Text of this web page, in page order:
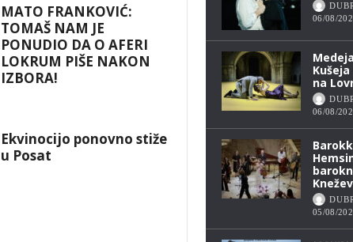
MATO FRANKOVIĆ:
TOMAŠ NAM JE
PONUDIO DA O AFERI
LOKRUM PIŠE NAKON
IZBORA!
Ekvinocijo ponovno stiže
u Posat
06/08/
na
06/08/
05/08/